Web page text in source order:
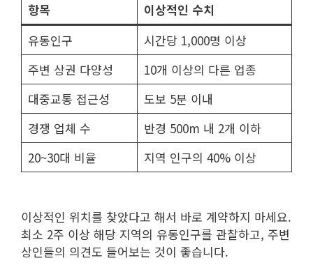
항목
이상적인 수치
유동인구
시간당 1,000명 이상
주변 상권 다양성
10개 이상의 다른 업종
대중교통 접근성
도보 5분 이내
경쟁 업체 수
반경 500m 내 2개 이하
20~30대 비율
지역 인구의 40% 이상
이상적인 위치를 찾았다고 해서 바로 계약하지 마세요.
최소 2주 이상 해당 지역의 유동인구를 관찰하고, 주변
상인들의 의견도 들어보는 것이 좋습니다.